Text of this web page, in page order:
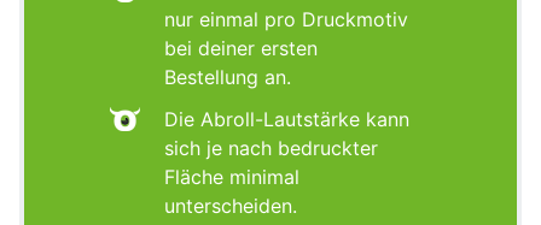
nur einmal pro Druckmotiv
bei deiner ersten
Bestellung an.
Die Abroll-Lautstärke kann
sich je nach bedruckter
Fläche minimal
unterscheiden.